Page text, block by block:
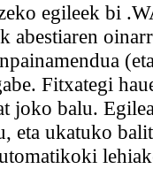
egileek bi
abestiaren
Fitxategi
joko balu.
eta ukatuko